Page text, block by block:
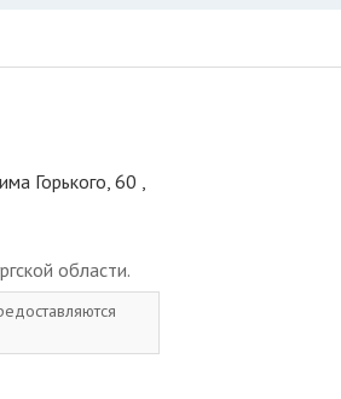
Горького, 60 ,
области.